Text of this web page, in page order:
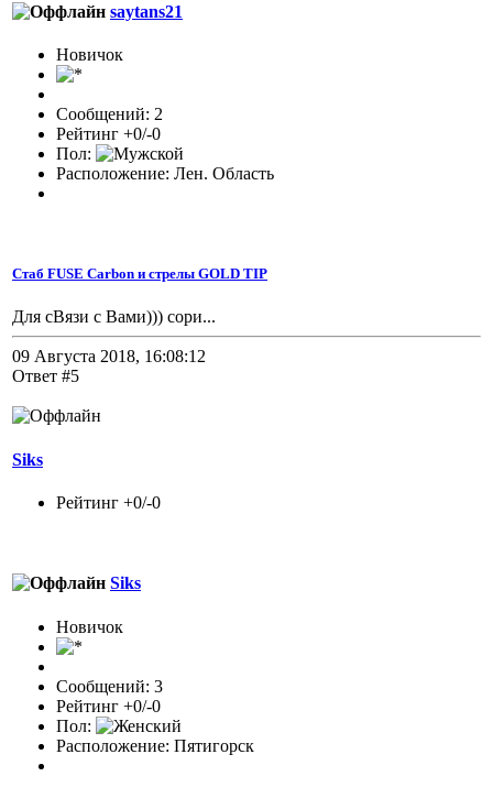
saytans21
Новичок
Сообщений: 2
Рейтинг +0/-0
Пол:
Расположение: Лен. Область
Стаб FUSE Carbon и стрелы GOLD TIP
Для сВязи с Вами))) сори...
09 Августа 2018, 16:08:12
Ответ #5
Siks
Рейтинг +0/-0
Siks
Новичок
Сообщений: 3
Рейтинг +0/-0
Пол:
Расположение: Пятигорск